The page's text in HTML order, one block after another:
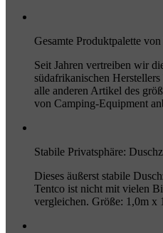
Gesamte Produktpalette
Seit Jahren vertreiben wir
südafrikanischen
alle anderen Artikel des
von Camping-Equipment
Stabile Privatsphäre:
Dieses äußerst stabile
Tentco ist nicht mit vielen
vergleichen. Größe: 1,0m x